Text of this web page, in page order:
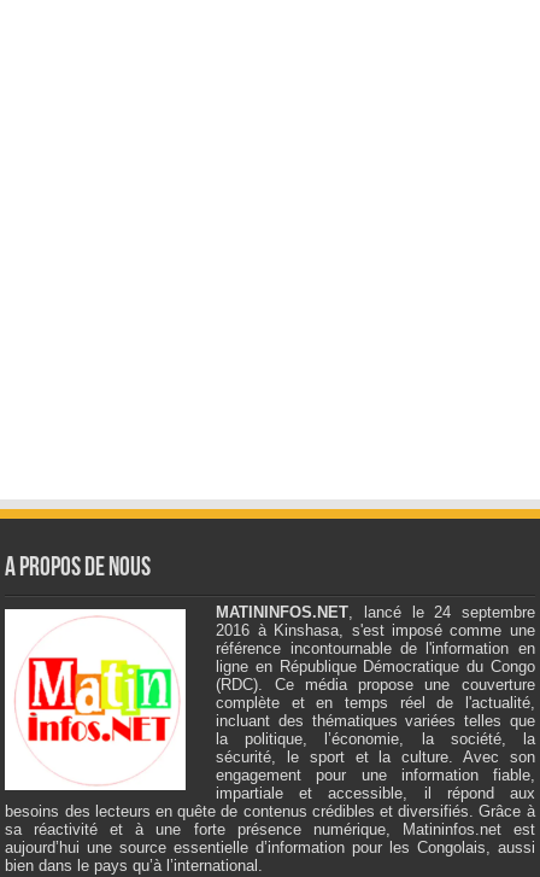
A Propos de Nous
MATININFOS.NET, lancé le 24 septembre
2016 à Kinshasa, s'est imposé comme une
référence incontournable de l'information en
ligne en République Démocratique du Congo
(RDC). Ce média propose une couverture
complète et en temps réel de l'actualité,
incluant des thématiques variées telles que
la politique, l’économie, la société, la
sécurité, le sport et la culture. Avec son
engagement pour une information fiable,
impartiale et accessible, il répond aux
besoins des lecteurs en quête de contenus crédibles et diversifiés. Grâce à
sa réactivité et à une forte présence numérique, Matininfos.net est
aujourd’hui une source essentielle d’information pour les Congolais, aussi
bien dans le pays qu’à l’international.